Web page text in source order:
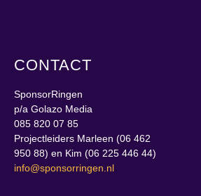
CONTACT
SponsorRingen
p/a Golazo Media
085 820 07 85
Projectleiders Marleen (06 462
950 88) en Kim (06 225 446 44)
info@sponsorringen.nl